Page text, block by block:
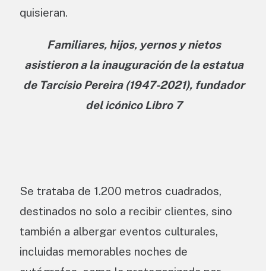
quisieran.
Familiares, hijos, yernos y nietos
asistieron a la inauguración de la estatua
de Tarcísio Pereira (1947-2021), fundador
del icónico Libro 7
Se trataba de 1.200 metros cuadrados,
destinados no solo a recibir clientes, sino
también a albergar eventos culturales,
incluidas memorables noches de